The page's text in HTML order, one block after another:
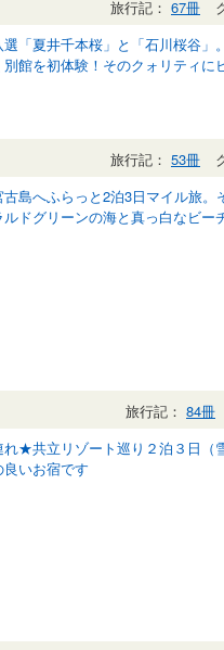
旅行記： 67冊
「夏井千本桜」と「石川桜谷」
館を初体験！そのクォリティに
旅行記： 53冊
島へふらっと2泊3日マイル旅。
ルドグリーンの海と真っ白なビー
旅行記： 84冊
★共立リゾート巡り２泊３日（
いお宿です